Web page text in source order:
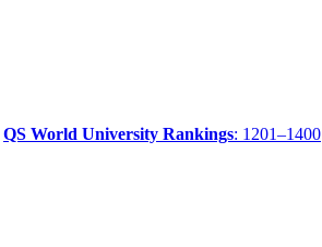
QS World University Rankings: 1201–1400